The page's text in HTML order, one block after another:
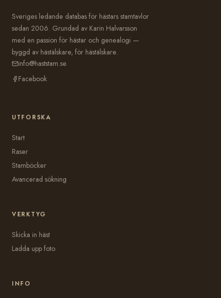
Sveriges ledande databas för hästars stamtavlor
sedan 2006. Grundad av Karin Halvarsson
med en passion för hästar och genealogi —
byggd av hästälskare, för hästälskare.
info@haststam.se
Facebook
UTFORSKA
Start
Raser
Stamböcker
Avancerad sökning
VERKTYG
Skicka in häst
Ladda upp foto
INFO